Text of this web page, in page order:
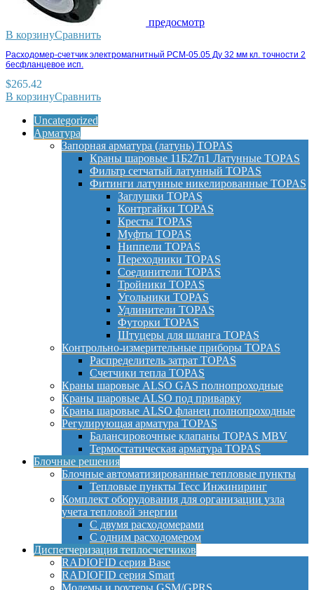
предосмотр
В корзинуСравнить
Расходомер-счетчик электромагнитный РСМ-05.05 Ду 32 мм кл. точности 2
бесфланцевое исп.
$265.42
В корзинуСравнить
Uncategorized
Арматура
Запорная арматура (латунь) TOPAS
Краны шаровые 11Б27п1 Латунные TOPAS
Фильтр сетчатый латунный TOPAS
Фитинги латунные никелированные TOPAS
Заглушки TOPAS
Контргайки TOPAS
Кресты TOPAS
Муфты TOPAS
Ниппели TOPAS
Переходники TOPAS
Соединители TOPAS
Тройники TOPAS
Угольники TOPAS
Удлинители TOPAS
Футорки TOPAS
Штуцеры для шланга TOPAS
Контрольно-измерительные приборы TOPAS
Распределитель затрат TOPAS
Счетчики тепла TOPAS
Краны шаровые ALSO GAS полнопроходные
Краны шаровые ALSO под приварку
Краны шаровые ALSO фланец полнопроходные
Регулирующая арматура TOPAS
Балансировочные клапаны TOPAS MBV
Термостатическая арматура TOPAS
Блочные решения
Блочные автоматизированные тепловые пункты
Тепловые пункты Тесс Инжиниринг
Комплект оборудования для организации узла
учета тепловой энергии
С двумя расходомерами
С одним расходомером
Диспетчеризация теплосчетчиков
RADIOFID серия Base
RADIOFID серия Smart
Модемы и роутеры GSM/GPRS